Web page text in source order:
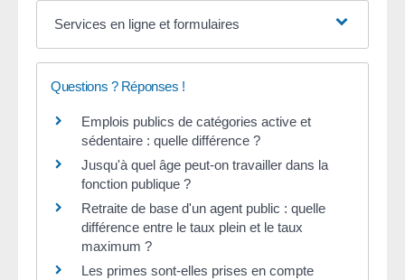
Services en ligne et formulaires
Questions ? Réponses !
Emplois publics de catégories active et
sédentaire : quelle différence ?
Jusqu'à quel âge peut-on travailler dans la
fonction publique ?
Retraite de base d'un agent public : quelle
différence entre le taux plein et le taux
maximum ?
Les primes sont-elles prises en compte